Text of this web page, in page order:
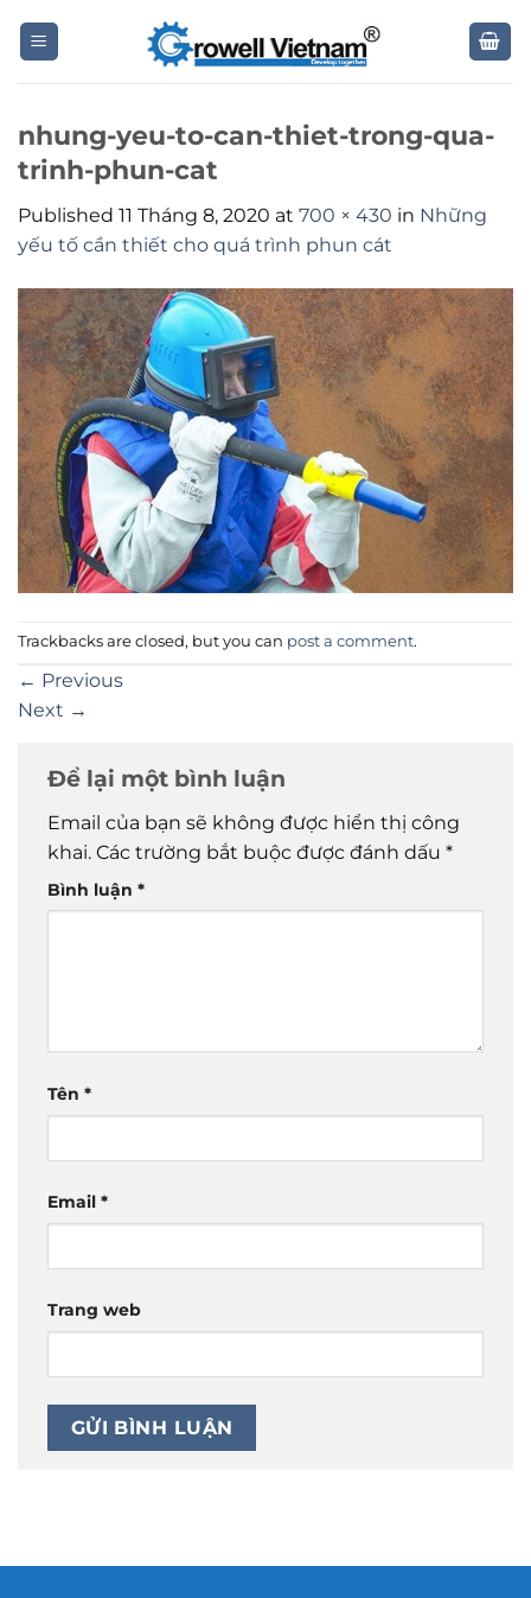
nhung-yeu-to-can-thiet-trong-qua-
trinh-phun-cat
Published 11 Tháng 8, 2020 at 700 × 430 in Những
yếu tố cần thiết cho quá trình phun cát
Trackbacks are closed, but you can post a comment.
← Previous
Next →
Để lại một bình luận
Email của bạn sẽ không được hiển thị công
khai. Các trường bắt buộc được đánh dấu *
Bình luận *
Tên *
Email *
Trang web